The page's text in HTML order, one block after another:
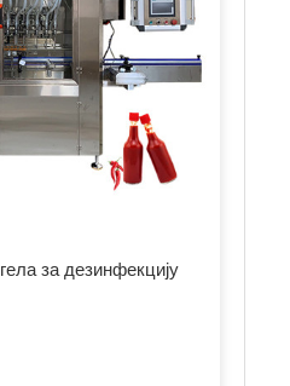
за дезинфекцију